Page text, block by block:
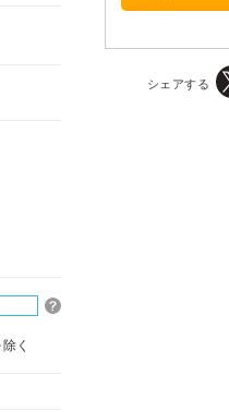
く
シェアする